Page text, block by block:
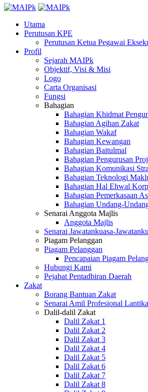
Utama
Perutusan KPE
Perutusan Ketua Pegawai
Profil
Sejarah MAIPk
Objektif, Visi & Misi
Logo
Carta Organisasi
Fungsi
Bahagian
Bahagian Khidmat
Bahagian Agihan Zakat
Bahagian Wakaf
Bahagian Kewangan
Bahagian Baitulmal
Bahagian Pengurusan
Bahagian Komunikasi
Bahagian Teknologi
Bahagian Hal Ehwal
Bahagian Pemerkasaan
Bahagian Undang-
Senarai Anggota Majlis
Anggota Majlis
Senarai Jawatankuasa-
Piagam Pelanggan
Piagam Pelanggan
Pencapaian Piagam
Hubungi Kami
Pejabat Pentadbiran Daerah
Zakat
Borang Bantuan Zakat
Senarai Amil Profesional
Dalil-dalil Zakat
Dalil Zakat 1
Dalil Zakat 2
Dalil Zakat 3
Dalil Zakat 4
Dalil Zakat 5
Dalil Zakat 6
Dalil Zakat 7
Dalil Zakat 8